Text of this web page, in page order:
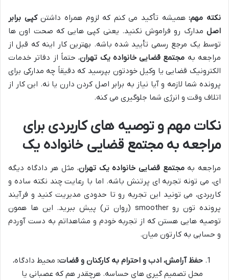
نکته مهم:همیشه تأکید می کنم که لزوم همراه داشتنکپی برابر
اصل مدارک رو فراموش نکنید. یعنی کپی هایی که صحت اون ها
توسط یک مرجع رسمی تأیید شده باشه. بهترین کار اینه که قبل از
مراجعه به مجتمع قضایی خانواده یک تهران، حتماً از دفاتر خدمات
الکترونیک قضایی یا وکیل خودتون بپرسید که دقیقاً چه مدارکی برای
پرونده شما لازمه و آیا نیاز به برابر اصل کردن دارن یا نه. این کار از
اتلاف وقت و انرژی شما جلوگیری می کنه.
نکات مهم و توصیه های کاربردی برای
مراجعه به مجتمع قضایی خانواده یک
مراجعه بهمجتمع قضایی خانواده یک تهران، مثل هر دادگاه دیگه
ای، می تونه تجربه ای پرتنش باشه. اما با رعایت چند نکته ساده و
کاربردی، می تونید این تجربه رو تا حدودی مدیریت کنید و فرآیند
پرونده تون رو smoother (روان تر) پیش ببرید. این ها همون
توصیه هایی هستن که از تجربه خودم و مشاهداتم به دست آوردم
و حسابی به کارتون میان.
حفظ آرامش، ادب و احترام به کارکنان و قضات: محیط دادگاه،
محل تصمیم گیری های حساسه. هرچقدر هم که عصبانی یا